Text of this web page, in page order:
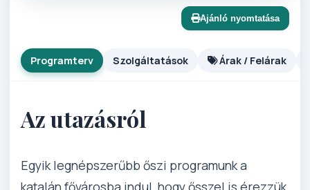
Ajánló nyomtatása
Programterv Szolgáltatások Árak / Felárak
Az utazásról
Egyik legnépszerűbb őszi programunk a
katalán fővárosba indul, hogy ősszel is érezzük